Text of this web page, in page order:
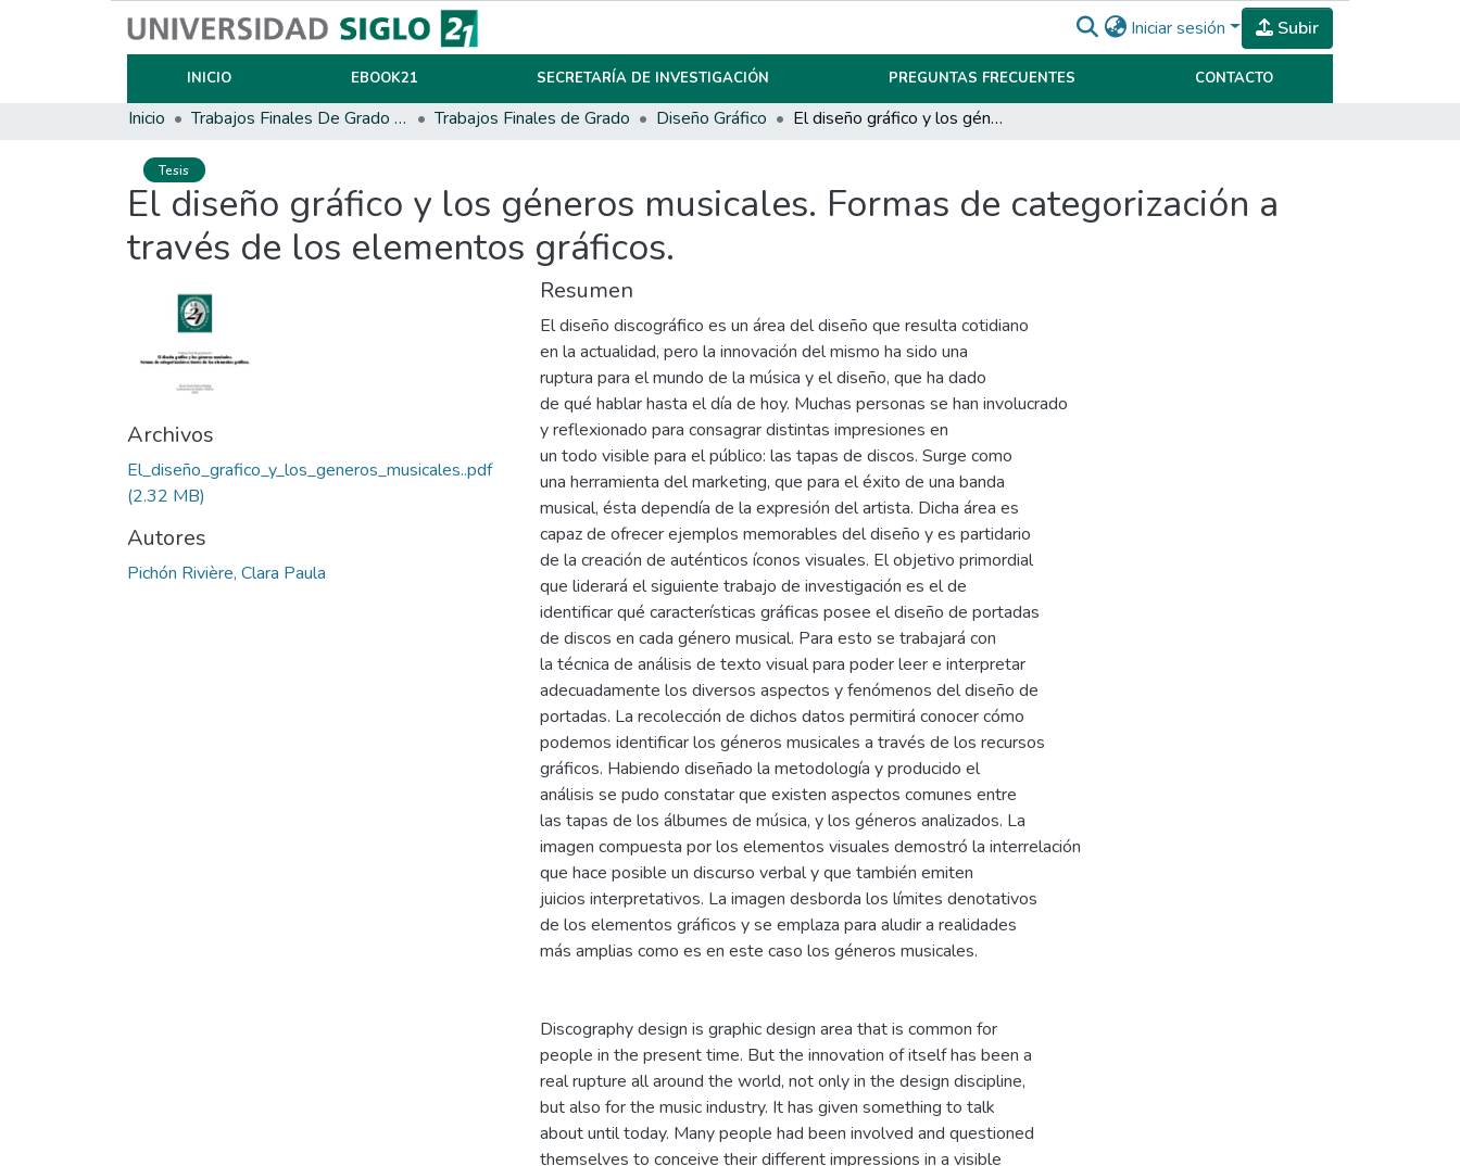
Iniciar sesión Subir
INICIO EBOOK21 SECRETARÍA DE INVESTIGACIÓN PREGUNTAS FRECUENTES CONTACTO
Inicio Trabajos Finales De Grado Y Posgrado Trabajos Finales de Grado Diseño Gráfico El diseño gráfico y los géneros musicales. Formas de categorización a través de los elementos gráficos.
Tesis
El diseño gráfico y los géneros musicales. Formas de categorización a
través de los elementos gráficos.
Archivos
El_diseño_grafico_y_los_generos_musicales..pdf
(2.32 MB)
Autores
Pichón Rivière, Clara Paula
Resumen
El diseño discográfico es un área del diseño que resulta cotidiano
en la actualidad, pero la innovación del mismo ha sido una
ruptura para el mundo de la música y el diseño, que ha dado
de qué hablar hasta el día de hoy. Muchas personas se han involucrado
y reflexionado para consagrar distintas impresiones en
un todo visible para el público: las tapas de discos. Surge como
una herramienta del marketing, que para el éxito de una banda
musical, ésta dependía de la expresión del artista. Dicha área es
capaz de ofrecer ejemplos memorables del diseño y es partidario
de la creación de auténticos íconos visuales. El objetivo primordial
que liderará el siguiente trabajo de investigación es el de
identificar qué características gráficas posee el diseño de portadas
de discos en cada género musical. Para esto se trabajará con
la técnica de análisis de texto visual para poder leer e interpretar
adecuadamente los diversos aspectos y fenómenos del diseño de
portadas. La recolección de dichos datos permitirá conocer cómo
podemos identificar los géneros musicales a través de los recursos
gráficos. Habiendo diseñado la metodología y producido el
análisis se pudo constatar que existen aspectos comunes entre
las tapas de los álbumes de música, y los géneros analizados. La
imagen compuesta por los elementos visuales demostró la interrelación
que hace posible un discurso verbal y que también emiten
juicios interpretativos. La imagen desborda los límites denotativos
de los elementos gráficos y se emplaza para aludir a realidades
más amplias como es en este caso los géneros musicales.
Discography design is graphic design area that is common for
people in the present time. But the innovation of itself has been a
real rupture all around the world, not only in the design discipline,
but also for the music industry. It has given something to talk
about until today. Many people had been involved and questioned
themselves to conceive their different impressions in a visible